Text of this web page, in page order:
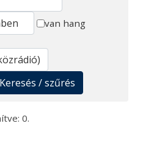
van hang
Keresés / szűrés
0.